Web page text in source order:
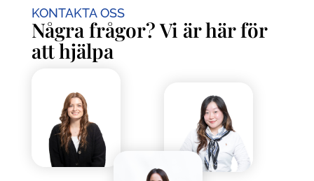
KONTAKTA OSS
Några frågor? Vi är här för
att hjälpa